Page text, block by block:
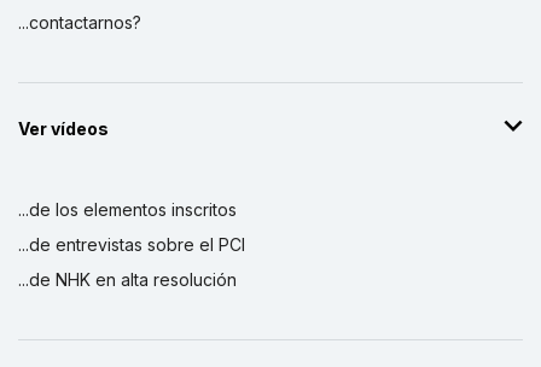
...contactarnos?
Ver vídeos
...de los elementos inscritos
...de entrevistas sobre el PCI
...de NHK en alta resolución